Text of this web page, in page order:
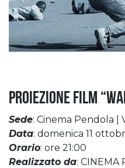
Proiezione Film
Sede: Cinema Pendola |
Data: domenica 11
Orario: ore 21:00
Realizzato da: CINEMA